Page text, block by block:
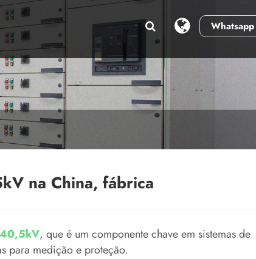
Whatsapp
na China, fábrica
, que é um componente chave em sistemas de
para medição e proteção.